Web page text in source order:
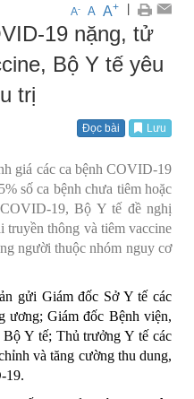
A- A A+
19 nặng, tử
Bộ Y tế yêu
trị
Đọc bài Lưu
giá các ca bệnh COVID-19
số ca bệnh chưa tiêm hoặc
19, Bộ Y tế đề nghị
truyền thông và tiêm vaccine
người thuộc nhóm nguy cơ
gửi Giám đốc Sở Y tế các
ương; Giám đốc Bệnh viện,
Y tế; Thủ trưởng Y tế các
và tăng cường thu dung,
19.